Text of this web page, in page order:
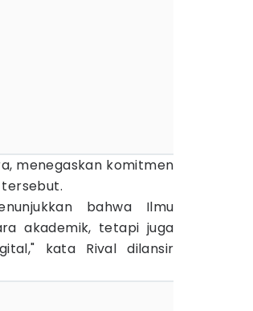
menegaskan komitmen
bahwa Ilmu
akademik, tetapi juga
kata Rival dilansir